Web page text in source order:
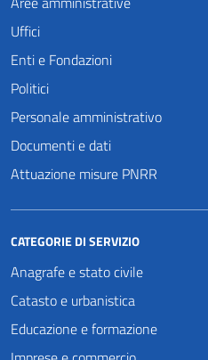
Uffici
Enti e Fondazioni
Politici
Personale amministrativo
Documenti e dati
Attuazione misure PNRR
CATEGORIE DI SERVIZIO
Anagrafe e stato civile
Catasto e urbanistica
Educazione e formazione